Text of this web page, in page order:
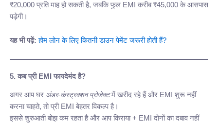
₹20,000 प्रति माह हो सकती है, जबकि फुल EMI करीब ₹45,000 के आसपास
पड़ेगी।
यह भी पढ़ें: होम लोन के लिए कितनी डाउन पेमेंट जरूरी होती हैं?
5. कब प्री EMI फायदेमंद है?
अगर आप घर अंडर-कंस्ट्रक्शन प्रोजेक्टमें खरीद रहे हैं और EMI शुरू नहीं
करना चाहते, तो प्री EMI बेहतर विकल्प है।
इससे शुरुआती बोझ कम रहता है और आप किराया + EMI दोनों का दबाव नहीं